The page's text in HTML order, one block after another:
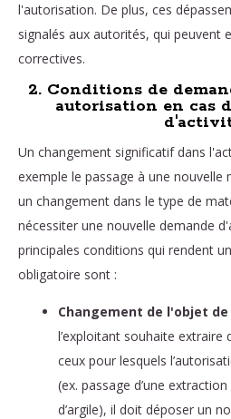
l'autorisation. De plus, ces
signalés aux autorités, qui peuvent
correctives.
2. Conditions de
autorisation en cas
Un changement significatif dans
exemple le passage à une
un changement dans le type de
nécessiter une nouvelle demande
principales conditions qui rendent
obligatoire sont :
Changement de l'objet
l’exploitant souhaite
ceux pour lesquels
(ex. passage d’une
d’argile), il doit déposer un